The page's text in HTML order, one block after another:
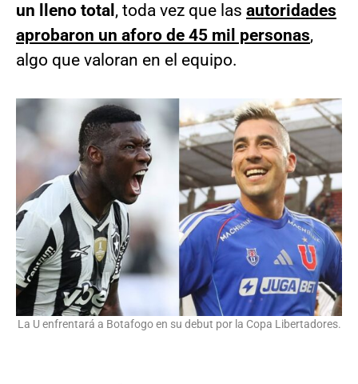
un lleno total , toda vez que las autoridades
aprobaron un aforo de 45 mil personas,
algo que valoran en el equipo.
La U enfrentará a Botafogo en su debut por la Copa Libertadores.